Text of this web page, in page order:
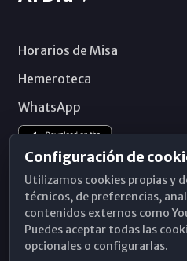
Horarios de Misa
Hemeroteca
WhatsApp
Configuración de
Utilizamos cookies propias y
técnicos, de preferencias,
contenidos externos como
Puedes aceptar todas las
opcionales o configurarlas.